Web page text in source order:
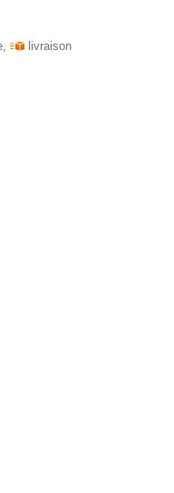
, livraison